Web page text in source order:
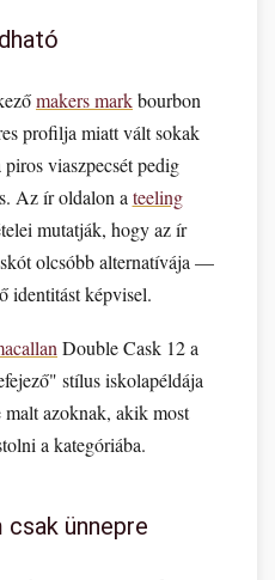
makers markbourbon
profilja miatt vált sokak
viaszpecsét pedig
Az ír oldalon a teeling
mutatják, hogy az ír
olcsóbb alternatívája —
identitást képvisel.
Double Cask 12 a
stílus iskolapéldája
azoknak, akik most
a kategóriába.
csak ünnepre